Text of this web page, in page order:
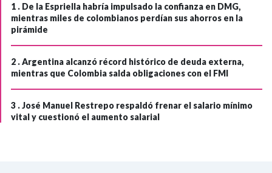
1 . De la Espriella habría impulsado la confianza en DMG,
mientras miles de colombianos perdían sus ahorros en la
pirámide
2 .Argentina alcanzó récord histórico de deuda externa,
mientras que Colombia salda obligaciones con el FMI
3 .José Manuel Restrepo respaldó frenar el salario mínimo
vital y cuestionó el aumento salarial